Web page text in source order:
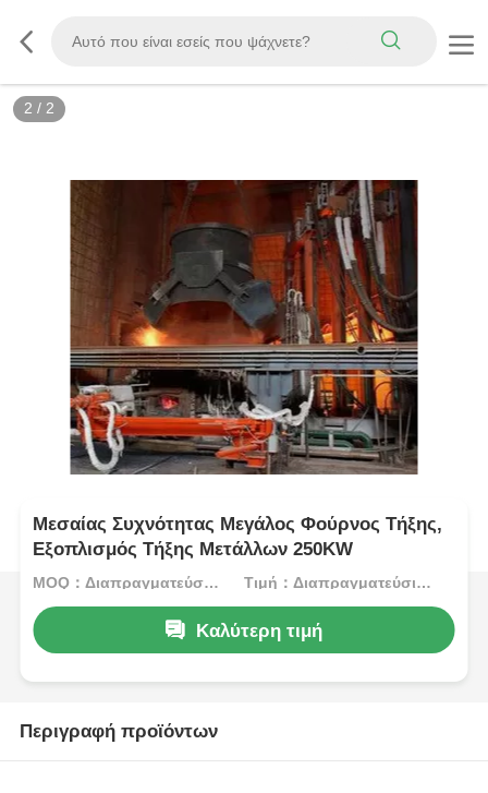
2 / 2
Μεσαίας Συχνότητας Μεγάλος Φούρνος Τήξης,
Εξοπλισμός Τήξης Μετάλλων 250KW
MOQ：Διαπραγματεύσιμος Τιμή：Διαπραγματεύσιμος
Καλύτερη τιμή
Περιγραφή προϊόντων